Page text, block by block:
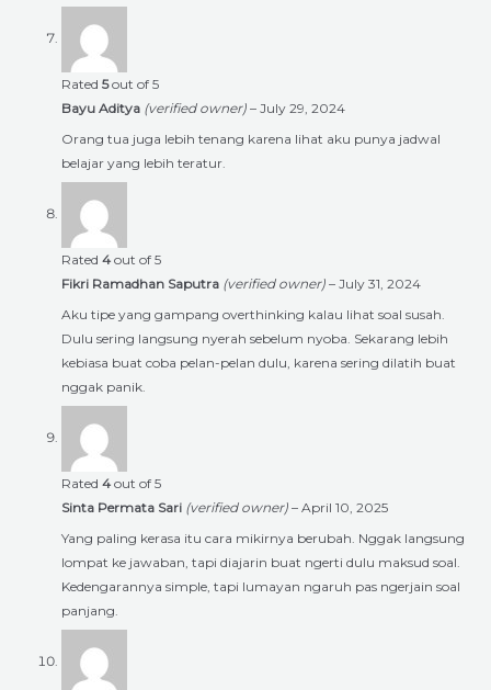
Rated 5out of 5
Bayu Aditya (verified owner) – July 29, 2024
Orang tua juga lebih tenang karena lihat aku punya jadwal
belajar yang lebih teratur.
Rated 4 out of 5
Fikri Ramadhan Saputra (verified owner) – July 31, 2024
Aku tipe yang gampang overthinking kalau lihat soal susah.
Dulu sering langsung nyerah sebelum nyoba. Sekarang lebih
kebiasa buat coba pelan-pelan dulu, karena sering dilatih buat
nggak panik.
Rated 4 out of 5
Sinta Permata Sari (verified owner) – April 10, 2025
Yang paling kerasa itu cara mikirnya berubah. Nggak langsung
lompat ke jawaban, tapi diajarin buat ngerti dulu maksud soal.
Kedengarannya simple, tapi lumayan ngaruh pas ngerjain soal
panjang.